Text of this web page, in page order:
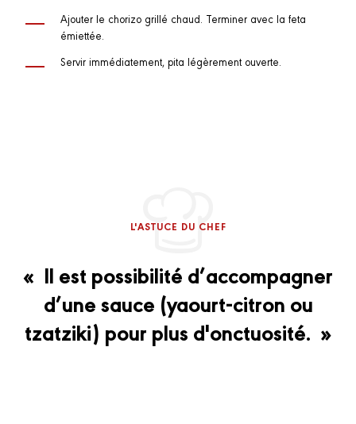
Ajouter le chorizo grillé chaud. Terminer avec la feta
émiettée.
Servir immédiatement, pita légèrement ouverte.
L'ASTUCE DU CHEF
« Il est possibilité d’accompagner
d’une sauce (yaourt-citron ou
tzatziki) pour plus d'onctuosité. »